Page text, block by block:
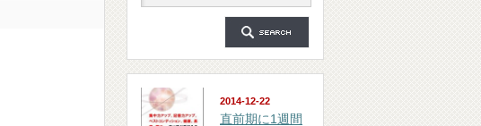
2014-12-22
直前期に1週間